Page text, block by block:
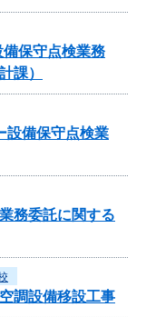
保守点検業務
課）
設備保守点検業
務委託に関する
調設備移設工事